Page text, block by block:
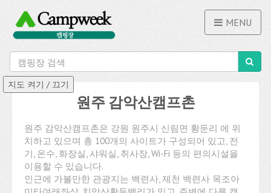
MENU
원주 감악산캠프촌
원주 감악산캠프촌은 강원 원주시 신림면 황둔리 에 위
치하고 있으며 총 100개의 사이트가 구성되어 있고, 전
기, 온수, 화장실, 샤워실, 취사장, Wi-Fi 등의 편의시설을
이용할 수 있습니다.
인근에 가볼만한 관광지는 백련사, 제천 백련사 목조아